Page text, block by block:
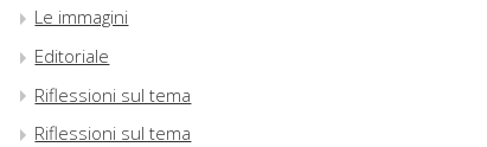
Le immagini
Editoriale
Riflessioni sul tema
Riflessioni sul tema